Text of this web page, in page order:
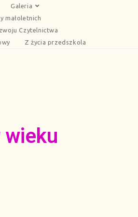
Galeria
małoletnich
Czytelnictwa
Z życia przedszkola